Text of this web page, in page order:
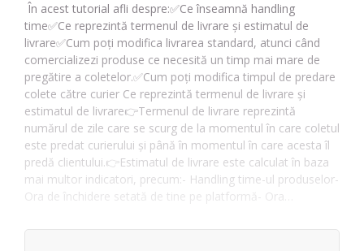
În acest tutorial afli despre:✅Ce înseamnă handling
time✅Ce reprezintă termenul de livrare și estimatul de
livrare✅Cum poți modifica livrarea standard, atunci când
comercializezi produse ce necesită un timp mai mare de
pregătire a coletelor.✅Cum poți modifica timpul de predare
colete către curier Ce reprezintă termenul de livrare și
estimatul de livrare👉Termenul de livrare reprezintă
numărul de zile care se scurg de la momentul în care coletul
este predat curierului și până în momentul în care acesta îl
predă clientului.👉Estimatul de livrare este calculat în baza
mai multor indicatori, precum:- Handling time-ul produselor-
Ora de închidere setată de tine pe platformă- Ora…